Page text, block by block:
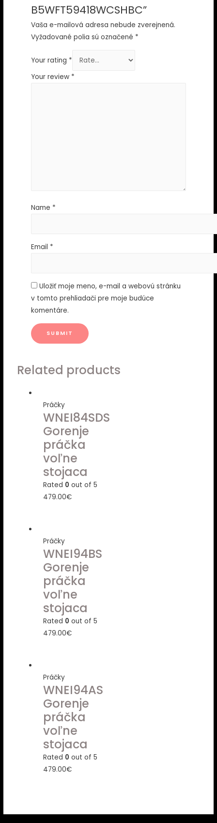
B5WFT59418WCSHBC”
Vaša e-mailová adresa nebude zverejnená.
Vyžadované polia sú označené *
Your rating *
Your review *
Name *
Email *
Uložiť moje meno, e-mail a webovú stránku
v tomto prehliadači pre moje budúce
komentáre.
Related products
Práčky
WNEI84SDS
Gorenje
práčka
voľne
stojaca
Rated 0 out of 5
479.00€
Práčky
WNEI94BS
Gorenje
práčka
voľne
stojaca
Rated 0 out of 5
479.00€
Práčky
WNEI94AS
Gorenje
práčka
voľne
stojaca
Rated 0 out of 5
479.00€